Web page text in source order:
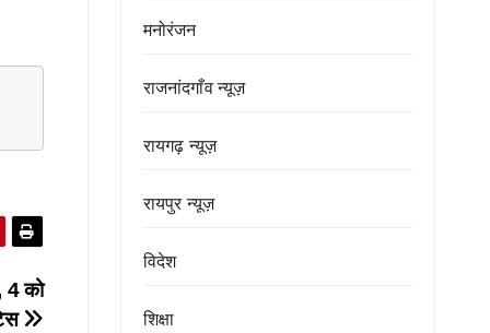
4 को
मनोरंजन
राजनांदगाँव न्यूज़
रायगढ़ न्यूज़
रायपुर न्यूज़
विदेश
शिक्षा